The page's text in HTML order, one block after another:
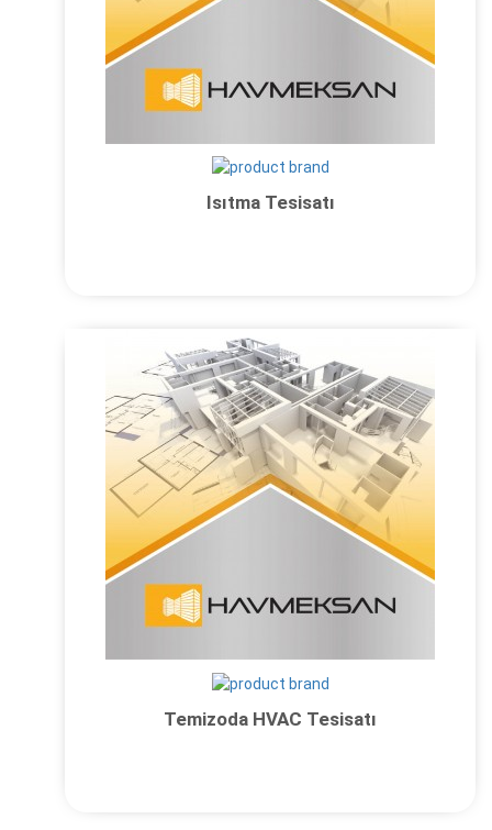
Isıtma Tesisatı
Temizoda HVAC Tesisatı